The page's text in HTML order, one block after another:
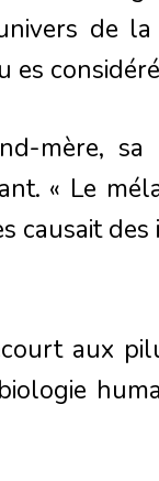
de
mère, sa
« Le
causait
aux